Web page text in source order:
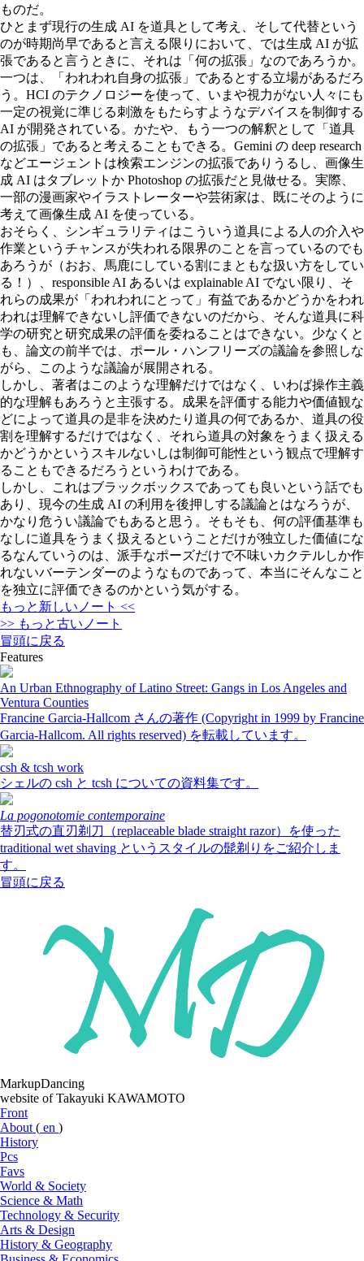
ものだ。
ひとまず現行の生成 AI を道具として考え、そして代替という
のが時期尚早であると言える限りにおいて、では生成 AI が拡
張であると言うときに、それは「何の拡張」なのであろうか。
一つは、「われわれ自身の拡張」であるとする立場があるだろ
う。HCI のテクノロジーを使って、いまや視力がない人々にも
一定の視覚に準じる刺激をもたらすようなデバイスを制御する
AI が開発されている。かたや、もう一つの解釈として「道具
の拡張」であると考えることもできる。Gemini の deep research
などエージェントは検索エンジンの拡張でありうるし、画像生
成 AI はタブレットか Photoshop の拡張だと見做せる。実際、
一部の漫画家やイラストレーターや芸術家は、既にそのように
考えて画像生成 AI を使っている。
おそらく、シンギュラリティはこういう道具による人の介入や
作業というチャンスが失われる限界のことを言っているのでも
あろうが（おお、馬鹿にしている割にまともな扱い方をしてい
る！）、responsible AI あるいは explainable AI でない限り、そ
れらの成果が「われわれにとって」有益であるかどうかをわれ
われは理解できないし評価できないのだから、そんな道具に科
学の研究と研究成果の評価を委ねることはできない。少なくと
も、論文の前半では、ポール・ハンフリーズの議論を参照しな
がら、このような議論が展開される。
しかし、著者はこのような理解だけではなく、いわば操作主義
的な理解もあろうと主張する。成果を評価する能力や価値観な
どによって道具の是非を決めたり道具の何であるか、道具の役
割を理解するだけではなく、それら道具の対象をうまく扱える
かどうかというスキルないしは制御可能性という観点で理解す
ることもできるだろうというわけである。
しかし、これはブラックボックスであっても良いという話でも
あり、現今の生成 AI の利用を後押しする議論とはなろうが、
かなり危うい議論でもあると思う。そもそも、何の評価基準も
なしに道具をうまく扱えるということだけが独立した価値にな
るなんていうのは、派手なポーズだけで不味いカクテルしか作
れないバーテンダーのようなものであって、本当にそんなこと
を独立に評価できるのかという気がする。
もっと新しいノート <<
>> もっと古いノート
冒頭に戻る
Features
An Urban Ethnography of Latino Street: Gangs in Los Angeles and
Ventura Counties
Francine Garcia-Hallcom さんの著作 (Copyright in 1999 by Francine
Garcia-Hallcom. All rights reserved) を転載しています。
csh & tcsh work
シェルの csh と tcsh についての資料集です。
La pogonotomie contemporaine
替刃式の直刃剃刀（replaceable blade straight razor）を使った
traditional wet shaving というスタイルの髭剃りをご紹介しま
す。
冒頭に戻る
MarkupDancing
website of Takayuki KAWAMOTO
Front
About ( en )
History
Pcs
Favs
World & Society
Science & Math
Technology & Security
Arts & Design
History & Geography